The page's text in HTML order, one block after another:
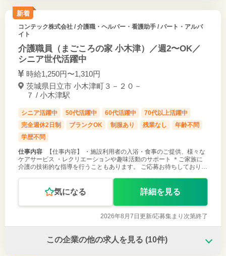
新着
コンテック株式会社/ 介護職・ヘルパー・看護助手 / パート・アルバ
イト
介護職員（まごころの家 小木津）／週2〜OK／
シニア世代活躍中
時給1,250円〜1,310円
茨城県日立市 小木津町３－２０－
７ / 小木津駅
シニア活躍中 50代活躍中 60代活躍中
70代以上活躍中
完全週休2日制
ブランクOK 制服あり 残業なし
年齢不問
学歴不問
仕事内容
【仕事内容】 ・施設利用者の入浴・食事のご提供、様々な
ケアサービス ・レクリエーションや趣味活動のサポート ＊ご家族に
介護の技術的な指導を行うこともあります。 ご応募お待ちしておりま
気になる 詳細を見る
2026年8月7日更新/応募集まり次第終了
この企業の他の求人を見る (10件)